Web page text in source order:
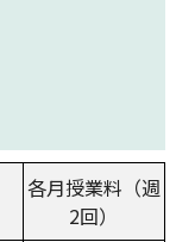
各月授業料 （週
2回）